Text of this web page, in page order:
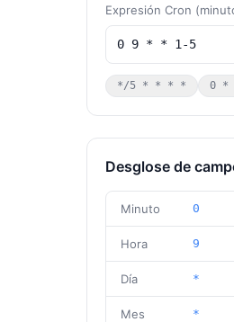
Expresión Cron
*/5 * * * * 0 *
Desglose de
Minuto 0
Hora 9
Día *
Mes *